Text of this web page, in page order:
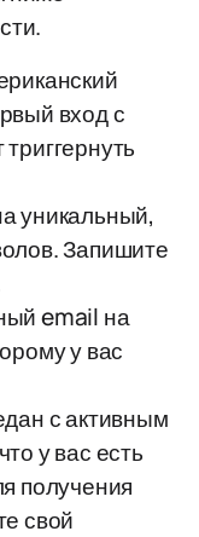
вход с
уникальный,
Запишите
email на
у вас
с активным
у вас есть
получения
свой